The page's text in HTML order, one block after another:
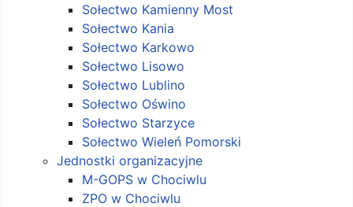
Sołectwo Kamienny Most
Sołectwo Kania
Sołectwo Karkowo
Sołectwo Lisowo
Sołectwo Lublino
Sołectwo Oświno
Sołectwo Starzyce
Sołectwo Wieleń Pomorski
Jednostki organizacyjne
M-GOPS w Chociwlu
ZPO w Chociwlu